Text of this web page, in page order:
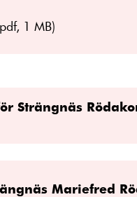
1 MB)
Strängnäs
Mariefred